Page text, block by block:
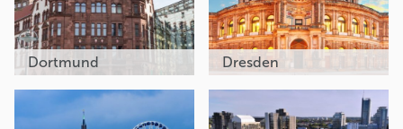
Dortmund Dresden